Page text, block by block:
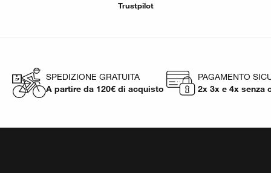
Trustpilot
SPEDIZIONE GRATUITA
A partire da 120€ di acquisto
PAGAMENTO
2x 3x e 4x senza